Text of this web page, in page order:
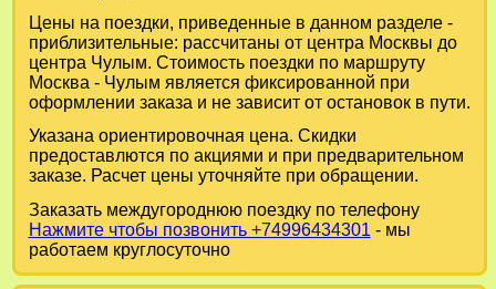
Цены на поездки, приведенные в данном разделе -
приблизительные: рассчитаны от центра Москвы до
центра Чулым. Стоимость поездки по маршруту
Москва - Чулым является фиксированной при
оформлении заказа и не зависит от остановок в пути.
Указана ориентировочная цена. Скидки
предоставлются по акциями и при предварительном
заказе. Расчет цены уточняйте при обращении.
Заказать междугороднюю поездку по телефону
Нажмите чтобы позвонить +74996434301 - мы
работаем круглосуточно